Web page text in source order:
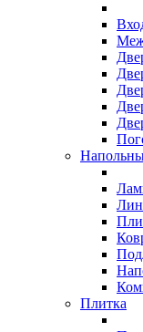
Плитка